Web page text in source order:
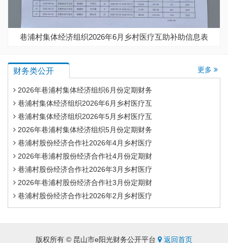
巷浦村集体经济组织2026年6月乡村医疗互助补助信息表
财务类公开 更多
2026年巷浦村集体经济组织6月份定期财务
巷浦村集体经济组织2026年6月乡村医疗互
巷浦村集体经济组织2026年5月乡村医疗互
2026年巷浦村集体经济组织5月份定期财务
巷浦村股份经济合作社2026年4月乡村医疗
2026年巷浦村股份经济合作社4月份定期财
巷浦村股份经济合作社2026年3月乡村医疗
2026年巷浦村股份经济合作社3月份定期财
巷浦村股份经济合作社2026年2月乡村医疗
版权所有 © 昆山市e阳光财务公开平台 返回首页